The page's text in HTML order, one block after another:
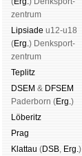
zen­trum
Lipsiade u12-u18
(Erg.) Denk­sport­
zen­trum
Tep­litz
DSEM & DFSEM
Pader­born (Erg.)
Lö­be­ritz
Prag
Klat­tau (DSB, Erg.)